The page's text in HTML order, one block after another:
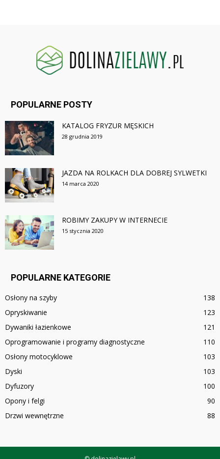
POPULARNE POSTY
KATALOG FRYZUR MĘSKICH
28 grudnia 2019
JAZDA NA ROLKACH DLA DOBREJ SYLWETKI
14 marca 2020
ROBIMY ZAKUPY W INTERNECIE
15 stycznia 2020
POPULARNE KATEGORIE
Osłony na szyby
138
Opryskiwanie
123
Dywaniki łazienkowe
121
Oprogramowanie i programy diagnostyczne
110
Osłony motocyklowe
103
Dyski
103
Dyfuzory
100
Opony i felgi
90
Drzwi wewnętrzne
88